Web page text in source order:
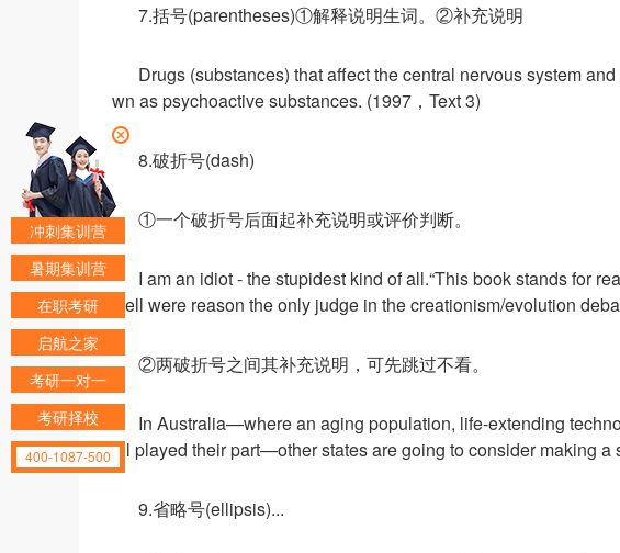
7.括号(parentheses)①解释说明生词。②补充说明
Drugs (substances) that affect the central nervous system
wn as psychoactive substances. (1997，Text 3)
8.破折号(dash)
①一个破折号后面起补充说明或评价判断。
I am an idiot - the stupidest kind of all.“This book stands for
well were reason the only judge in the creationism/evolution
②两破折号之间其补充说明，可先跳过不看。
In Australia—where an aging population, life-extending
all played their part—other states are going to consider making
9.省略号(ellipsis)...
冲刺集训营
暑期集训营
在职考研
启航之家
考研一对一
考研择校
400-1087-500